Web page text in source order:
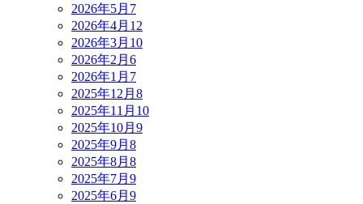
2026年5月 7
2026年4月 12
2026年3月 10
2026年2月 6
2026年1月 7
2025年12月 8
2025年11月 10
2025年10月 9
2025年9月 8
2025年8月 8
2025年7月 9
2025年6月 9